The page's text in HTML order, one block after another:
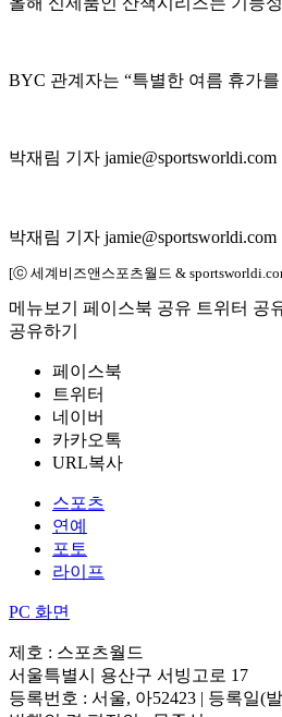
BYC 관계자는 “특별한 여름 휴가
박재림 기자 jamie@sportsworldi.com
박재림 기자 jamie@sportsworldi.com
[ⓒ 세계비즈앤스포츠월드 &
메뉴보기 페이스북 공유 트위터 공
공유하기
페이스북
트위터
네이버
카카오톡
URL복사
스포츠
연예
포토
라이프
PC 화면
제호 : 스포츠월드
서울특별시 용산구 서빙고로 17
등록번호 : 서울, 아52423 | 등록일(